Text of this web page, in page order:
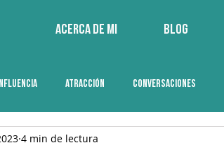
Acerca de mi Blog
ATRACCIÓN CONVERSACIONES
4 min de lectura